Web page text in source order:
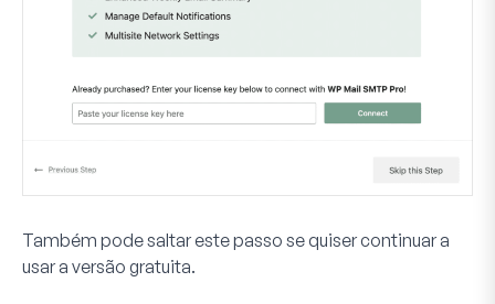
Também pode saltar este passo se quiser continuar a
usar a versão gratuita.